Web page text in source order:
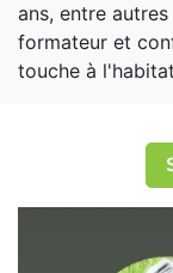
ans, entre
formateur et
touche à